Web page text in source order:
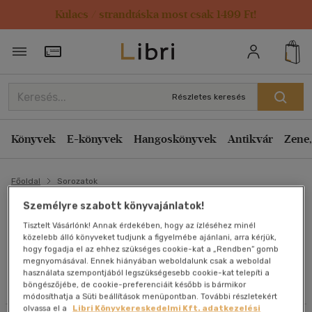
Kulacs / strandtáska most csak 1499 Ft!
Törzsvásárlói Kártya adatai
Részletes keresés
Könyvek E-könyvek Hangoskönyvek Antikvár
Főoldal Sorozatok
ERŐS TEST ÉS DERŰS LÉLEK
sorozat
Összes szűrő törlése
Szűrés
Összes
Életmód, egészség
Típus
Antikvár
Nyelv szerint
Magyar(2)
Rendezés
Relevancia
Kiadás éve szerint növekvő
Ár szerint növekvő
Eladott darabszám szerint csökkenő
Eladott darabszám szerint növekvő
Cím szerint A-Z
Szerző szerint A-Z
Megjelenítés
Személyre szabott könyvajánlatok!
Tisztelt Vásárlónk! Annak érdekében, hogy az ízléséhez minél
közelebb álló könyveket tudjunk a figyelmébe ajánlani, arra kérjük,
hogy fogadja el az ehhez szükséges cookie-kat a „Rendben” gomb
megnyomásával. Ennek hiányában weboldalunk csak a weboldal
használata szempontjából legszükségesebb cookie-kat telepíti a
böngészőjébe, de cookie-preferenciáit később is bármikor
módosíthatja a Süti beállítások menüpontban. További részletekért
olvassa el a
Libri Könyvkereskedelmi Kft. adatkezelési